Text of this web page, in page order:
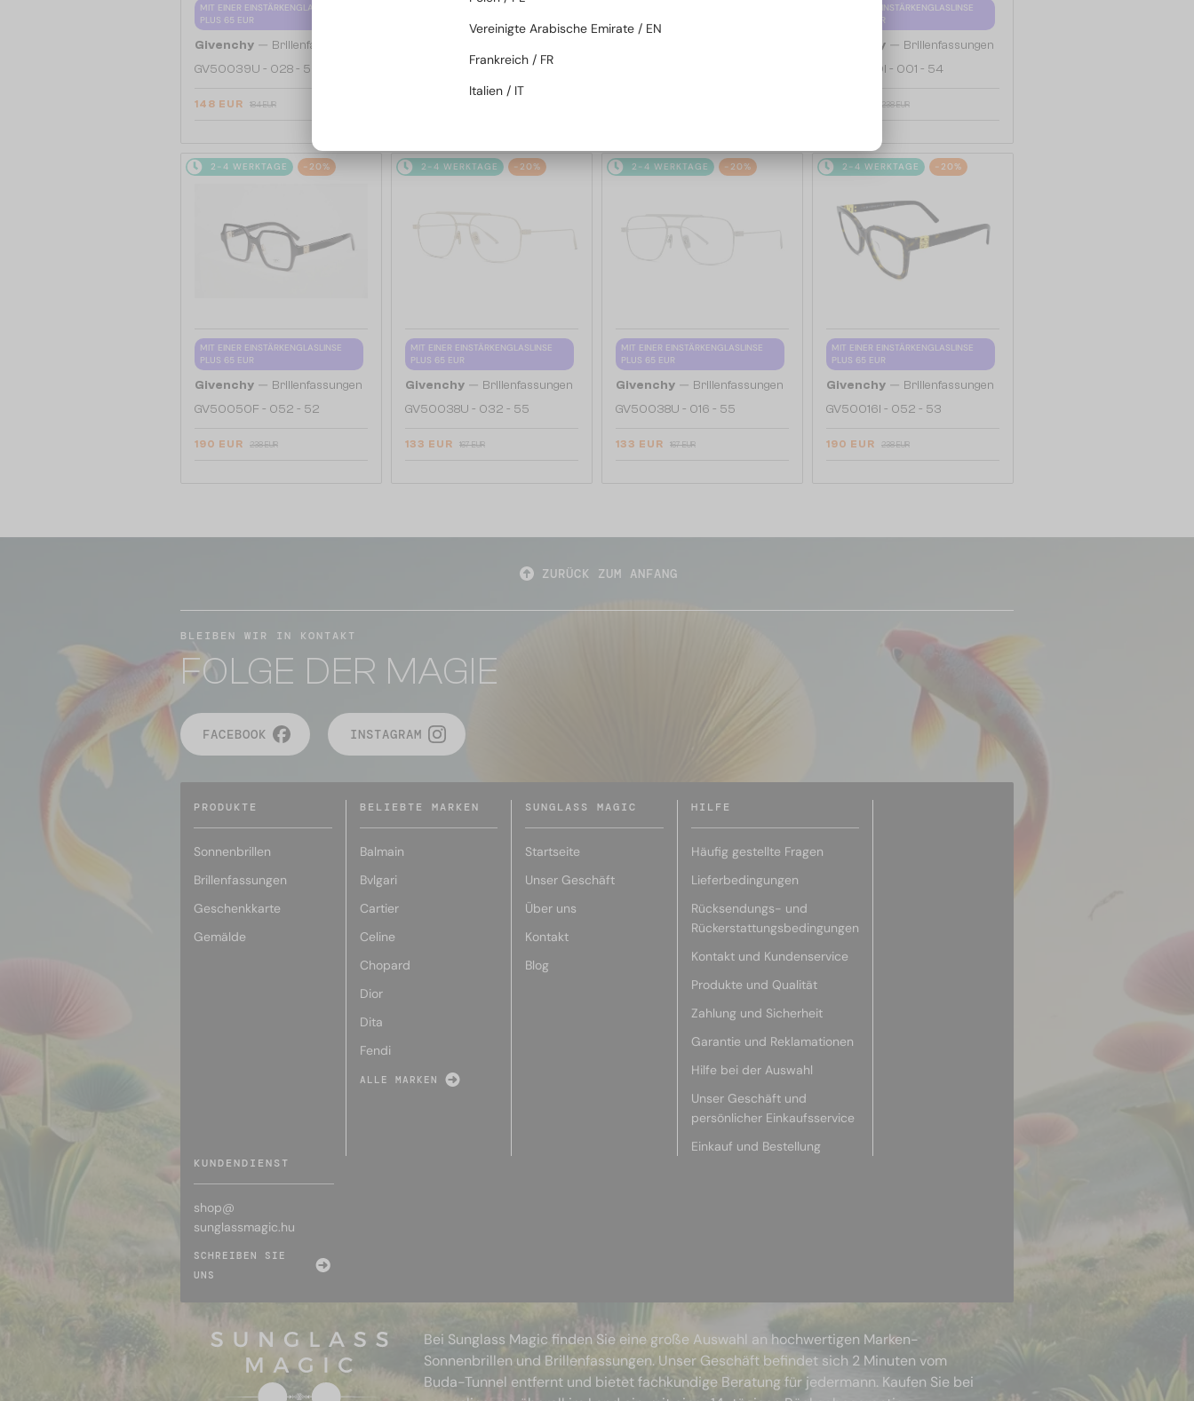
MIT EINER EINSTÄRKENGLASLINSE
PLUS 65 EUR
Givenchy — Brillenfassungen
GV50039U - 028 - 55
148 EUR 184 EUR
—
GV40098U - 01A - 131
MIT EINER EINSTÄRKENGLASLINSE
PLUS 65 EUR
Givenchy — Brillenfassungen
GV50050I - 001 - 54
238 EUR
2-4 WERKTAGE -20%
MIT EINER EINSTÄRKENGLASLINSE
PLUS 65 EUR
Givenchy — Brillenfassungen
GV50050F - 052 - 52
190 EUR 238 EUR
2-4 WERKTAGE -20%
MIT EINER EINSTÄRKENGLASLINSE
PLUS 65 EUR
Givenchy — Brillenfassungen
GV50038U - 032 - 55
133 EUR 167 EUR
2-4 WERKTAGE -20%
MIT EINER EINSTÄRKENGLASLINSE
PLUS 65 EUR
Givenchy — Brillenfassungen
GV50038U - 016 - 55
133 EUR 167 EUR
2-4 WERKTAGE -20%
MIT EINER EINSTÄRKENGLASLINSE
PLUS 65 EUR
Givenchy — Brillenfassungen
GV50016I - 052 - 53
190 EUR 238 EUR
ZURÜCK ZUM ANFANG
BLEIBEN WIR IN KONTAKT
FOLGE DER MAGIE
FACEBOOK INSTAGRAM
PRODUKTE
Sonnenbrillen
Brillenfassungen
Geschenkkarte
Gemälde
BELIEBTE MARKEN
Balmain
Bvlgari
Cartier
Celine
Chopard
Dior
Dita
Fendi
ALLE MARKEN
SUNGLASS MAGIC
Startseite
Unser Geschäft
Über uns
Kontakt
Blog
HILFE
Häufig gestellte Fragen
Lieferbedingungen
Rücksendungs- und
Rückerstattungsbedingungen
Kontakt und Kundenservice
Produkte und Qualität
Zahlung und Sicherheit
Garantie und Reklamationen
Hilfe bei der Auswahl
Unser Geschäft und
persönlicher Einkaufsservice
Einkauf und Bestellung
KUNDENDIENST
shop@
sunglassmagic.hu
SCHREIBEN SIE
UNS
Bei Sunglass Magic finden Sie eine große Auswahl an hochwertigen Marken-
Sonnenbrillen und Brillenfassungen. Unser Geschäft befindet sich 2 Minuten vom
Buda-Tunnel entfernt und bietet fachkundige Beratung für jedermann. Kaufen Sie bei
Vereinigte Arabische Emirate / EN
Frankreich / FR
Italien / IT